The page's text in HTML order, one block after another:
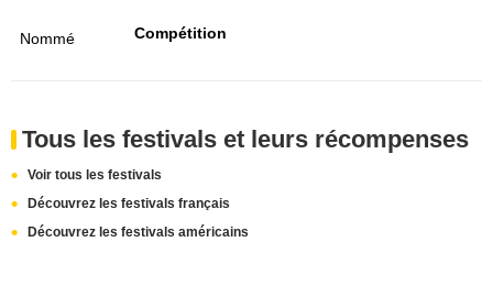
Nommé Compétition
Tous les festivals et leurs récompenses
Voir tous les festivals
Découvrez les festivals français
Découvrez les festivals américains